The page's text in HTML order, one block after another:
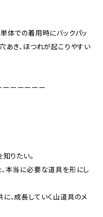
体での着用時にバックパッ
あき、ほつれが起こりやすい
ーーーーーー
りたい。
本当に必要な道具を形にし
、成長していく山道具のメ